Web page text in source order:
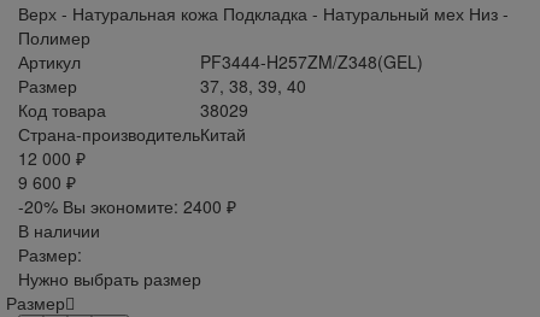
Верх - Натуральная кожа Подкладка - Натуральный мех Низ -
Полимер
Артикул
PF3444-H257ZM/Z348(GEL)
Размер
37, 38, 39, 40
Код товара
38029
Страна-производительКитай
12 000 ₽
9 600 ₽
-20% Вы экономите: 2400 ₽
В наличии
Размер:
Нужно выбрать размер
Размер